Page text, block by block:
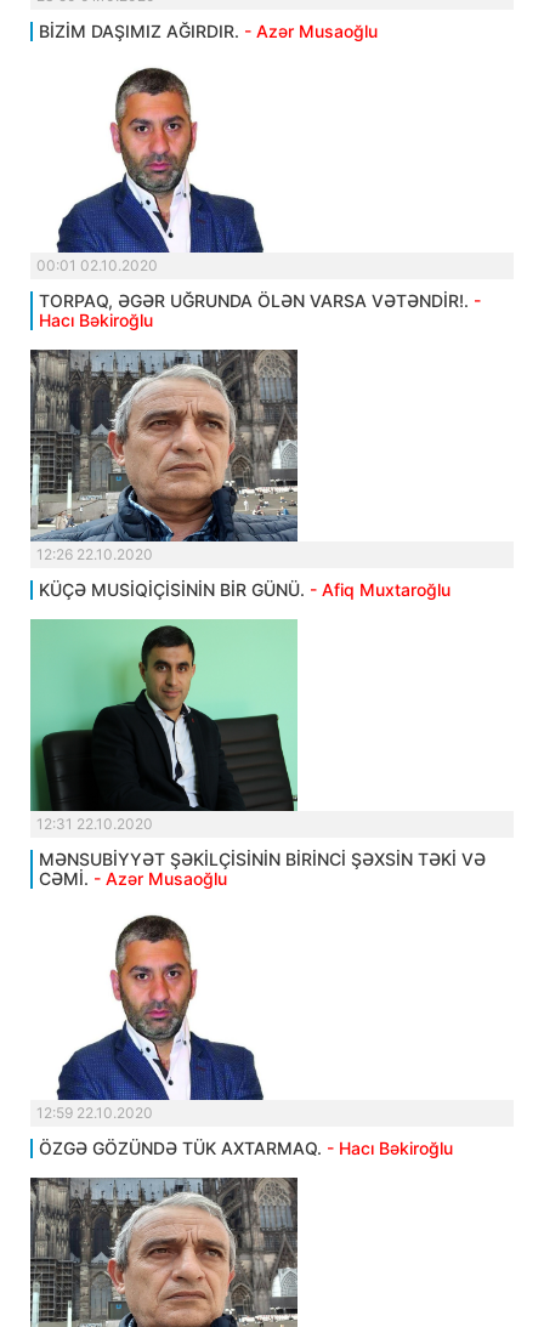
BİZİM DAŞIMIZ AĞIRDIR. - Azər Musaoğlu
00:01 02.10.2020
TORPAQ, ƏGƏR UĞRUNDA ÖLƏN VARSA VƏTƏNDİR!. -
Hacı Bəkiroğlu
12:26 22.10.2020
KÜÇƏ MUSİQİÇİSİNİN BİR GÜNÜ. - Afiq Muxtaroğlu
12:31 22.10.2020
MƏNSUBİYYƏT ŞƏKİLÇİSİNİN BİRİNCİ ŞƏXSİN TƏKİ VƏ
CƏMİ. - Azər Musaoğlu
12:59 22.10.2020
ÖZGƏ GÖZÜNDƏ TÜK AXTARMAQ. - Hacı Bəkiroğlu